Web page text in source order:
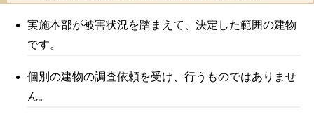
実施本部が被害状況を踏まえて、決定した範囲の建物
です。
個別の建物の調査依頼を受け、行うものではありませ
ん。